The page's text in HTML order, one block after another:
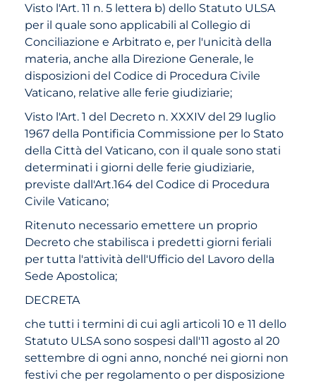
Visto l'Art. 11 n. 5 lettera b) dello Statuto ULSA
per il quale sono applicabili al Collegio di
Conciliazione e Arbitrato e, per l'unicità della
materia, anche alla Direzione Generale, le
disposizioni del Codice di Procedura Civile
Vaticano, relative alle ferie giudiziarie;
Visto l'Art. 1 del Decreto n. XXXIV del 29 luglio
1967 della Pontificia Commissione per lo Stato
della Città del Vaticano, con il quale sono stati
determinati i giorni delle ferie giudiziarie,
previste dall'Art.164 del Codice di Procedura
Civile Vaticano;
Ritenuto necessario emettere un proprio
Decreto che stabilisca i predetti giorni feriali
per tutta l'attività dell'Ufficio del Lavoro della
Sede Apostolica;
DECRETA
che tutti i termini di cui agli articoli 10 e 11 dello
Statuto ULSA sono sospesi dall'11 agosto al 20
settembre di ogni anno, nonché nei giorni non
festivi che per regolamento o per disposizione